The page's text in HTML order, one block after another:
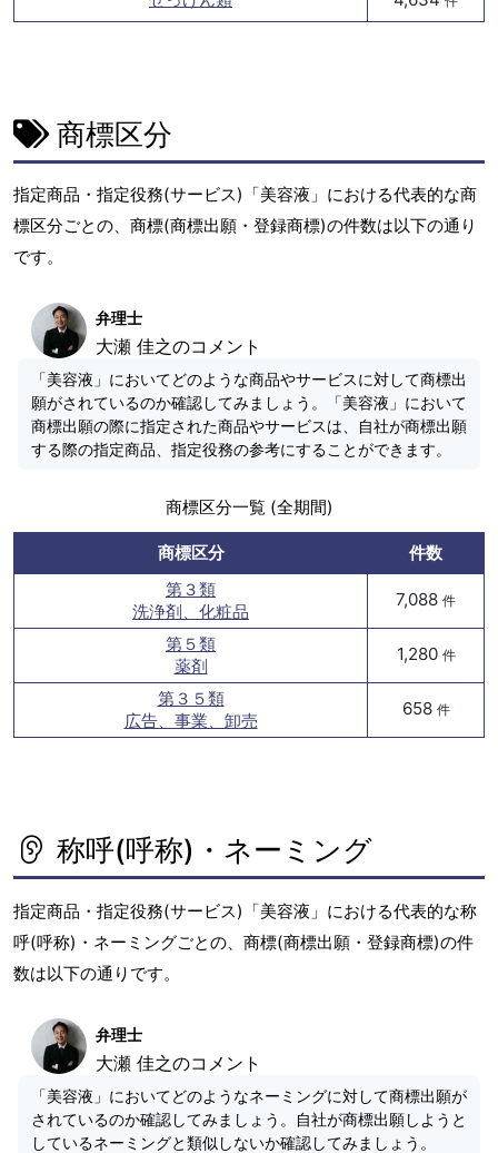
商標区分
指定商品・指定役務(サービス)「美容液」における代表的な商
標区分ごとの、商標(商標出願・登録商標)の件数は以下の通り
です。
弁理士
大瀬 佳之のコメント
「美容液」においてどのような商品やサービスに対して商標出
願がされているのか確認してみましょう。「美容液」において
商標出願の際に指定された商品やサービスは、自社が商標出願
する際の指定商品、指定役務の参考にすることができます。
商標区分一覧 (全期間)
商標区分
件数
第３類
洗浄剤、化粧品
7,088 件
第５類
薬剤
1,280 件
第３５類
広告、事業、卸売
658 件
称呼(呼称)・ネーミング
指定商品・指定役務(サービス)「美容液」における代表的な称
呼(呼称)・ネーミングごとの、商標(商標出願・登録商標)の件
数は以下の通りです。
弁理士
大瀬 佳之のコメント
「美容液」においてどのようなネーミングに対して商標出願が
されているのか確認してみましょう。自社が商標出願しようと
しているネーミングと類似しないか確認してみましょう。